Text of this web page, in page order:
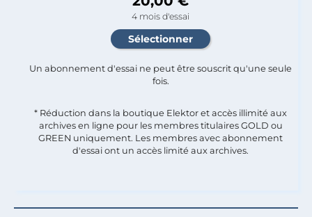
4 mois d'essai
Un abonnement d'essai ne peut être souscrit qu'une seule
fois.​
* Réduction dans la boutique Elektor et accès illimité aux
archives en ligne pour les membres titulaires GOLD ou
GREEN uniquement. Les membres avec abonnement
d'essai ont un accès limité aux archives.